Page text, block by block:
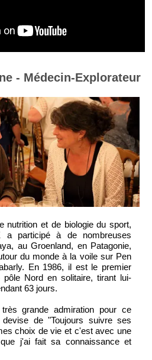
- Médecin-Explorateur
nutrition et de biologie du sport,
a participé à de nombreuses
au Groenland, en Patagonie,
du monde à la voile sur Pen
En 1986, il est le premier
Nord en solitaire, tirant lui-
63 jours.
grande admiration pour ce
de "Toujours suivre ses
choix de vie et c'est avec une
j'ai fait sa connaissance et